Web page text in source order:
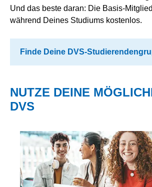
Und das beste daran: Die Basis-
während Deines Studiums kostenlos.
Finde Deine DVS-
NUTZE DEINE
DVS